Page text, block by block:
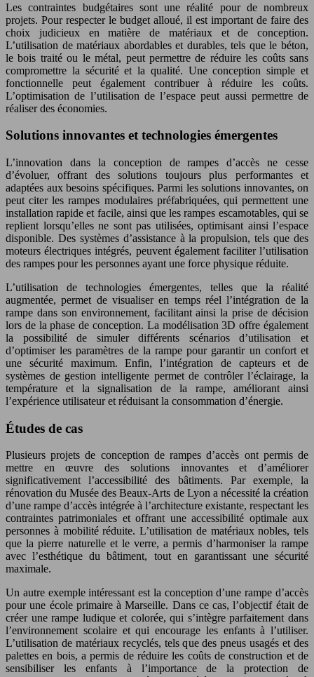
Les contraintes budgétaires sont une réalité pour de nombreux
projets. Pour respecter le budget alloué, il est important de faire des
choix judicieux en matière de matériaux et de conception.
L’utilisation de matériaux abordables et durables, tels que le béton,
le bois traité ou le métal, peut permettre de réduire les coûts sans
compromettre la sécurité et la qualité. Une conception simple et
fonctionnelle peut également contribuer à réduire les coûts.
L’optimisation de l’utilisation de l’espace peut aussi permettre de
réaliser des économies.
Solutions innovantes et technologies émergentes
L’innovation dans la conception de rampes d’accès ne cesse
d’évoluer, offrant des solutions toujours plus performantes et
adaptées aux besoins spécifiques. Parmi les solutions innovantes, on
peut citer les rampes modulaires préfabriquées, qui permettent une
installation rapide et facile, ainsi que les rampes escamotables, qui se
replient lorsqu’elles ne sont pas utilisées, optimisant ainsi l’espace
disponible. Des systèmes d’assistance à la propulsion, tels que des
moteurs électriques intégrés, peuvent également faciliter l’utilisation
des rampes pour les personnes ayant une force physique réduite.
L’utilisation de technologies émergentes, telles que la réalité
augmentée, permet de visualiser en temps réel l’intégration de la
rampe dans son environnement, facilitant ainsi la prise de décision
lors de la phase de conception. La modélisation 3D offre également
la possibilité de simuler différents scénarios d’utilisation et
d’optimiser les paramètres de la rampe pour garantir un confort et
une sécurité maximum. Enfin, l’intégration de capteurs et de
systèmes de gestion intelligente permet de contrôler l’éclairage, la
température et la signalisation de la rampe, améliorant ainsi
l’expérience utilisateur et réduisant la consommation d’énergie.
Études de cas
Plusieurs projets de conception de rampes d’accès ont permis de
mettre en œuvre des solutions innovantes et d’améliorer
significativement l’accessibilité des bâtiments. Par exemple, la
rénovation du Musée des Beaux-Arts de Lyon a nécessité la création
d’une rampe d’accès intégrée à l’architecture existante, respectant les
contraintes patrimoniales et offrant une accessibilité optimale aux
personnes à mobilité réduite. L’utilisation de matériaux nobles, tels
que la pierre naturelle et le verre, a permis d’harmoniser la rampe
avec l’esthétique du bâtiment, tout en garantissant une sécurité
maximale.
Un autre exemple intéressant est la conception d’une rampe d’accès
pour une école primaire à Marseille. Dans ce cas, l’objectif était de
créer une rampe ludique et colorée, qui s’intègre parfaitement dans
l’environnement scolaire et qui encourage les enfants à l’utiliser.
L’utilisation de matériaux recyclés, tels que des pneus usagés et des
palettes en bois, a permis de réduire les coûts de construction et de
sensibiliser les enfants à l’importance de la protection de